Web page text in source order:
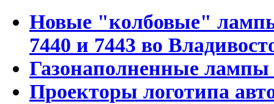
Новые "колбовые"
7440 и 7443 во
Газонаполненные лампы
Проекторы логотипа